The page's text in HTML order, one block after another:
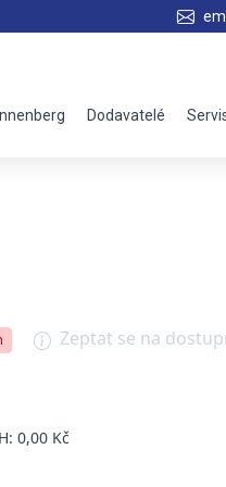
Dodavatelé
Zeptat se na
0,00 Kč